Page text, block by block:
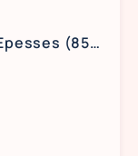
Mission évènementielle - Les Epesses (85) - Puy du Fou - le 27 août 2026